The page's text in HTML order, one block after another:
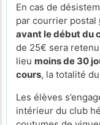
En cas de
par courrier postal
avant le début du
de 25€ sera
lieu moins de 30
cours, la totalité
Les élèves
intérieur du club